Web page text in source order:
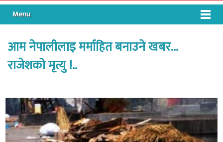
Menu
आम नेपालीलाइ मर्माहित बनाउने खबर…
राजेशको मृत्यु !..